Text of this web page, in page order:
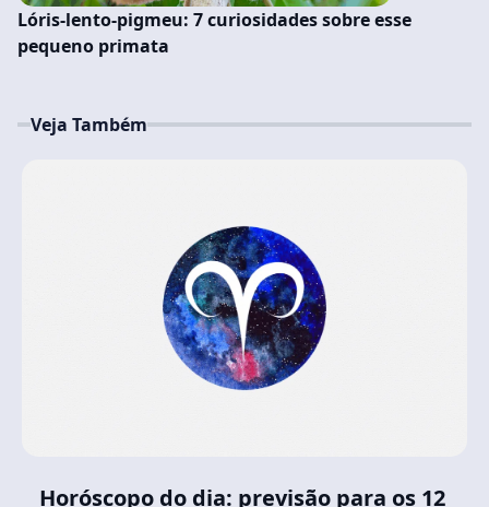
Lóris-lento-pigmeu: 7 curiosidades sobre esse
pequeno primata
Veja Também
Horóscopo do dia: previsão para os 12